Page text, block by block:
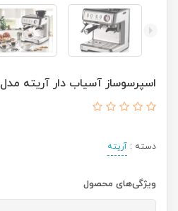
اسپرسوساز آسیاب دار آریته مدل 1313 {اصلی}
دسته : آریته
ویژگی‌های محصول